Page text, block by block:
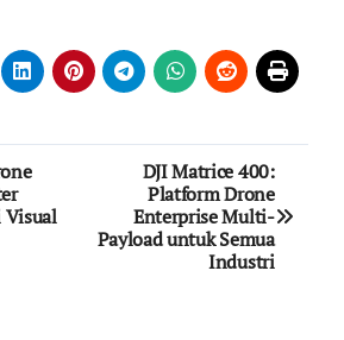
Visual
DJI Matrice 400:
Platform Drone
Enterprise Multi-
Payload untuk Semua
Industri